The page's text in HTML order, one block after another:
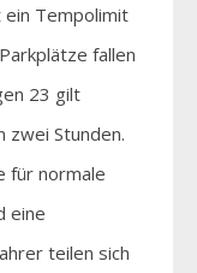
ein Tempolimit
fallen
23 gilt
zwei Stunden.
für normale
eine
teilen sich